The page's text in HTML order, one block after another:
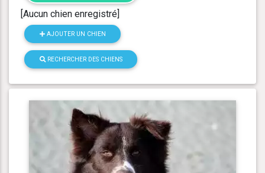
[Aucun chien enregistré]
AJOUTER UN CHIEN
RECHERCHER DES CHIENS